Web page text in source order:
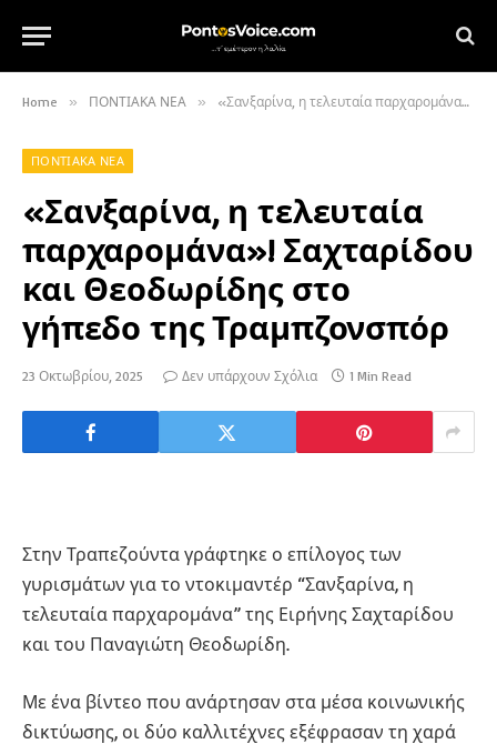
Home » ΠΟΝΤΙΑΚΑ ΝΕΑ » «Σανξαρίνα, η τελευταία παρχαρομάνα»! Σαχταρίδου και Θεοδωρίδης στο γήπεδο της Τραμπζονσπόρ
ΠΟΝΤΙΑΚΑ ΝΕΑ
«Σανξαρίνα, η τελευταία
παρχαρομάνα»! Σαχταρίδου
και Θεοδωρίδης στο
γήπεδο της Τραμπζονσπόρ
23 Οκτωβρίου, 2025 Δεν υπάρχουν Σχόλια 1 Min Read
Στην Τραπεζούντα γράφτηκε ο επίλογος των
γυρισμάτων για το ντοκιμαντέρ “Σανξαρίνα, η
τελευταία παρχαρομάνα” της Ειρήνης Σαχταρίδου
και του Παναγιώτη Θεοδωρίδη.
Με ένα βίντεο που ανάρτησαν στα μέσα κοινωνικής
δικτύωσης, οι δύο καλλιτέχνες εξέφρασαν τη χαρά